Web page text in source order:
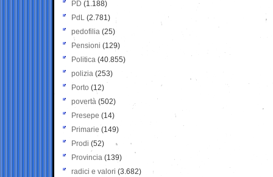
PD (1.188)
PdL (2.781)
pedofilia (25)
Pensioni (129)
Politica (40.855)
polizia (253)
Porto (12)
povertà (502)
Presepe (14)
Primarie (149)
Prodi (52)
Provincia (139)
radici e valori (3.682)